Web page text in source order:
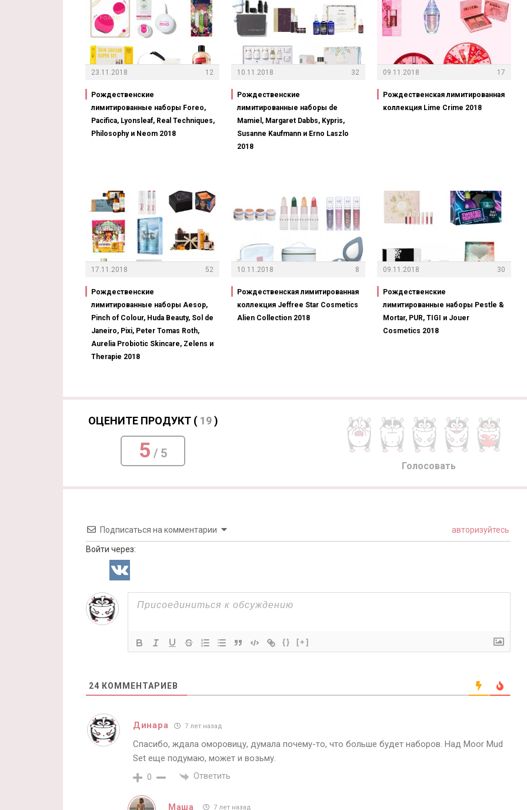
23.11.2018 12
Рождественские
лимитированные наборы Foreo,
Pacifica, Lyonsleaf, Real Techniques,
Philosophy и Neom 2018
17.11.2018 52
Рождественские
лимитированные наборы Aesop,
Pinch of Colour, Huda Beauty, Sol de
Janeiro, Pixi, Peter Tomas Roth,
Aurelia Probiotic Skincare, Zelens и
Therapie 2018
10.11.2018 32
Рождественские
лимитированные наборы de
Mamiel, Margaret Dabbs, Kypris,
Susanne Kaufmann и Erno Laszlo
2018
10.11.2018 8
Рождественская лимитированная
коллекция Jeffree Star Cosmetics
Alien Collection 2018
09.11.2018 17
Рождественская лимитированная
коллекция Lime Crime 2018
09.11.2018 30
Рождественские
лимитированные наборы Pestle &
Mortar, PUR, TIGI и Jouer
Cosmetics 2018
ОЦЕНИТЕ ПРОДУКТ ( 19)
5 / 5
Голосовать
Подписаться на комментарии авторизуйтесь
Войти через:
{} [+]
24 КОММЕНТАРИЕВ
Динара 7 лет назад
Спасибо, ждала оморовицу, думала почему-то, что больше будет наборов. Над Moor Mud
Set еще подумаю, может и возьму.
0 Ответить
Маша 7 лет назад